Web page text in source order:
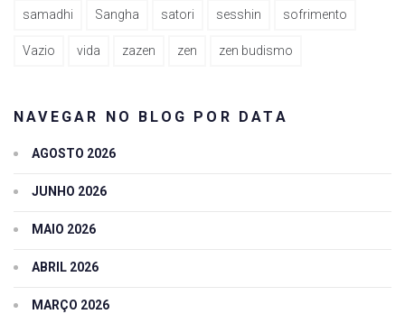
samadhi Sangha satori sesshin sofrimento
Vazio vida zazen zen zen budismo
NAVEGAR NO BLOG POR DATA
AGOSTO 2026
JUNHO 2026
MAIO 2026
ABRIL 2026
MARÇO 2026